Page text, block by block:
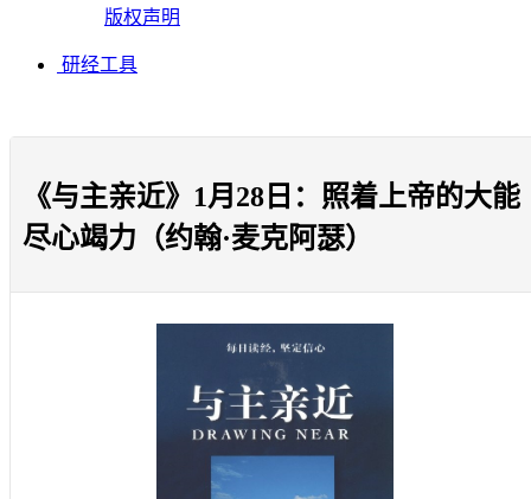
版权声明
研经工具
《与主亲近》1月28日：照着上帝的大能
尽心竭力（约翰·麦克阿瑟）